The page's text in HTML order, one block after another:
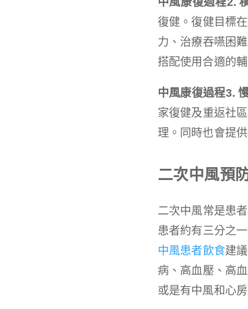
復健。復健目標
力、治療吞嚥困
搭配使用合適的
中風康復過程3.
家復健及重返社
理。同時也會提
二次中風預
二次中風常是患
患者約有三分之
中風患者飲食建
病、高血壓、高
或是有中風和心